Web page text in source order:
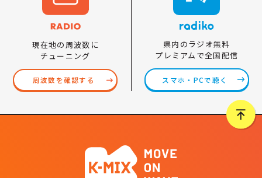
現在地の周波数に
チューニング
周波数を確認する
県内のラジオ無料
プレミアムで全国配信
スマホ・PCで聴く